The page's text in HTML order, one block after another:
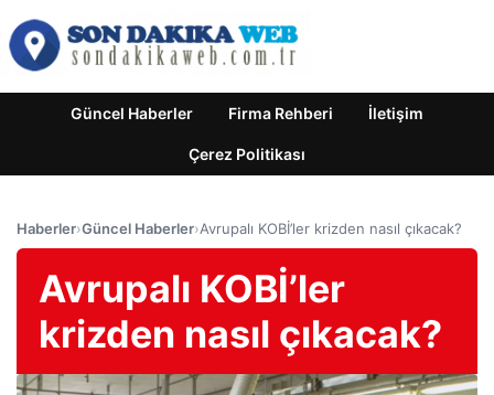
Güncel Haberler Firma Rehberi İletişim
Çerez Politikası
Haberler›Güncel Haberler›Avrupalı ​​KOBİ’ler krizden nasıl çıkacak?
Avrupalı ​​KOBİ’ler
krizden nasıl çıkacak?